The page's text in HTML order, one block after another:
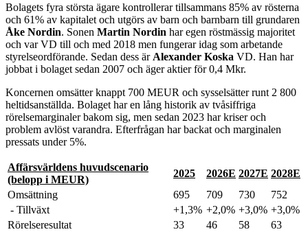
Bolagets fyra största ägare kontrollerar tillsammans 85% av rösterna
och 61% av kapitalet och utgörs av barn och barnbarn till grundaren
Åke Nordin. Sonen Martin Nordin har egen röstmässig majoritet
och var VD till och med 2018 men fungerar idag som arbetande
styrelseordförande. Sedan dess är Alexander Koska VD. Han har
jobbat i bolaget sedan 2007 och äger aktier för 0,4 Mkr.
Koncernen omsätter knappt 700 MEUR och sysselsätter runt 2 800
heltidsanställda. Bolaget har en lång historik av tvåsiffriga
rörelsemarginaler bakom sig, men sedan 2023 har kriser och
problem avlöst varandra. Efterfrågan har backat och marginalen
pressats under 5%.
Affärsvärldens huvudscenario
(belopp i MEUR)
2025 2026E 2027E 2028E
Omsättning
695 709 730
752
- Tillväxt
+1,3% +2,0% +3,0% +3,0%
Rörelseresultat
33 46 58
63